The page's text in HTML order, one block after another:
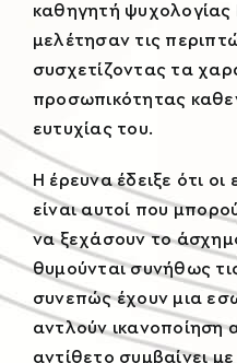
καθηγητή ψυχολογίας
μελέτησαν τις
συσχετίζοντας τα
προσωπικότητας
ευτυχίας του.
Η έρευνα έδειξε ότι
είναι αυτοί που
να ξεχάσουν το
θυμούνται συνήθως
συνεπώς έχουν μια
αντλούν ικανοποίηση
αντίθετο συμβαίνει